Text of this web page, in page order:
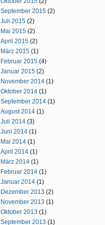
September 2015 (2)
Juli 2015 (2)
Mai 2015 (2)
April 2015 (2)
März 2015 (1)
Februar 2015 (4)
Januar 2015 (2)
November 2014 (1)
Oktober 2014 (1)
September 2014 (1)
August 2014 (1)
Juli 2014 (3)
Juni 2014 (1)
Mai 2014 (1)
April 2014 (1)
März 2014 (1)
Februar 2014 (1)
Januar 2014 (1)
Dezember 2013 (2)
November 2013 (1)
Oktober 2013 (1)
September 2013 (1)